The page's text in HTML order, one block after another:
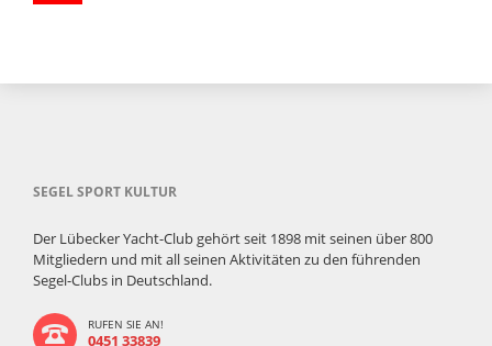
SEGEL SPORT KULTUR
Der Lübecker Yacht-Club gehört seit 1898 mit seinen über 800
Mitgliedern und mit all seinen Aktivitäten zu den führenden
Segel-Clubs in Deutschland.
RUFEN SIE AN!
0451 33839